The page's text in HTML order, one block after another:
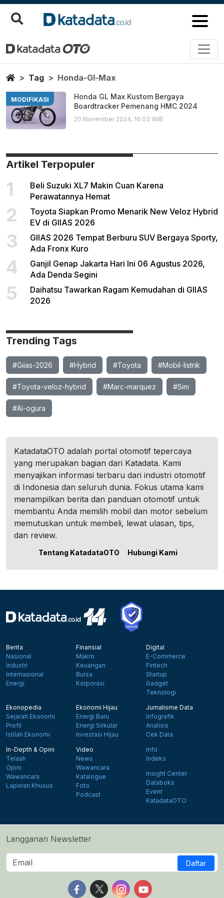
Honda Gl Max
Berita Terbaru
HomeTag Honda-Gl-Max
MODIFIKASI
Honda GL Max Kustom Bergaya
Boardtracker Pemenang HMC 2024
20 November 2024, 16:03 WIB
Artikel Terpopuler
1
Beli Suzuki XL7 Makin Cuan Karena
Perawatannya Hemat
2
Toyota Siapkan Promo Menarik New Veloz Hybrid
EV di GIIAS 2026
3
GIIAS 2026 Tempat Berburu SUV Bergaya Sporty,
Ada Fronx Kuro
4
Ganjil Genap Jakarta Hari Ini 06 Agustus 2026,
Ada Denda Segini
5
Daihatsu Tawarkan Ragam Kemudahan di GIIAS
2026
Trending Tags
#Giias-2026 #Hybrid #Toyota #Mobil-listrik
#Toyota-veloz-hybrid #Marc-marquez #Sim
#Ai-ogura
KatadataOTO adalah portal otomotif tepercaya
yang merupakan bagian dari Katadata. Kami
menyajikan informasi terbaru dari industri otomotif
di Indonesia dan seluruh dunia. Fokus utama kami
menampilkan berita dan panduan otomotif untuk
membantu Anda memilih mobil dan motor sebelum
memutuskan untuk membeli, lewat ulasan, tips,
dan review.
Tentang KatadataOTO Hubungi Kami
Berita
Nasional
Industri
Internasional
Energi
Finansial
Makro
Keuangan
Bursa
Korporasi
Digital
E-Commerce
Fintech
Startup
Gadget
Teknologi
Ekonopedia
Sejarah Ekonomi
Profil
Istilah Ekonomi
Ekonomi Hijau
Energi Baru
Energi Sirkular
Investasi Hijau
Jurnalisme Data
Infografik
Analisis
Cek Data
In-Depth & Opini
Telaah
Opini
Wawancara
Laporan Khusus
Video
News
Wawancara
Katalogue
Foto
Podcast
Info
Indeks
Insight Center
Databoks
Event
KatadataOTO
Langganan Newsletter
Daftar
Follow us on Facebook
Follow us on X
Follow us on Instagram
Follow us on